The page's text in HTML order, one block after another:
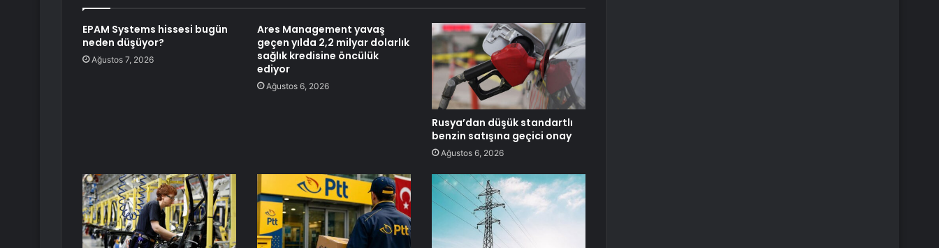
EPAM Systems hissesi bugün
neden düşüyor?
Ağustos 7, 2026
Ares Management yavaş
geçen yılda 2,2 milyar dolarlık
sağlık kredisine öncülük
ediyor
Ağustos 6, 2026
Rusya’dan düşük standartlı
benzin satışına geçici onay
Ağustos 6, 2026